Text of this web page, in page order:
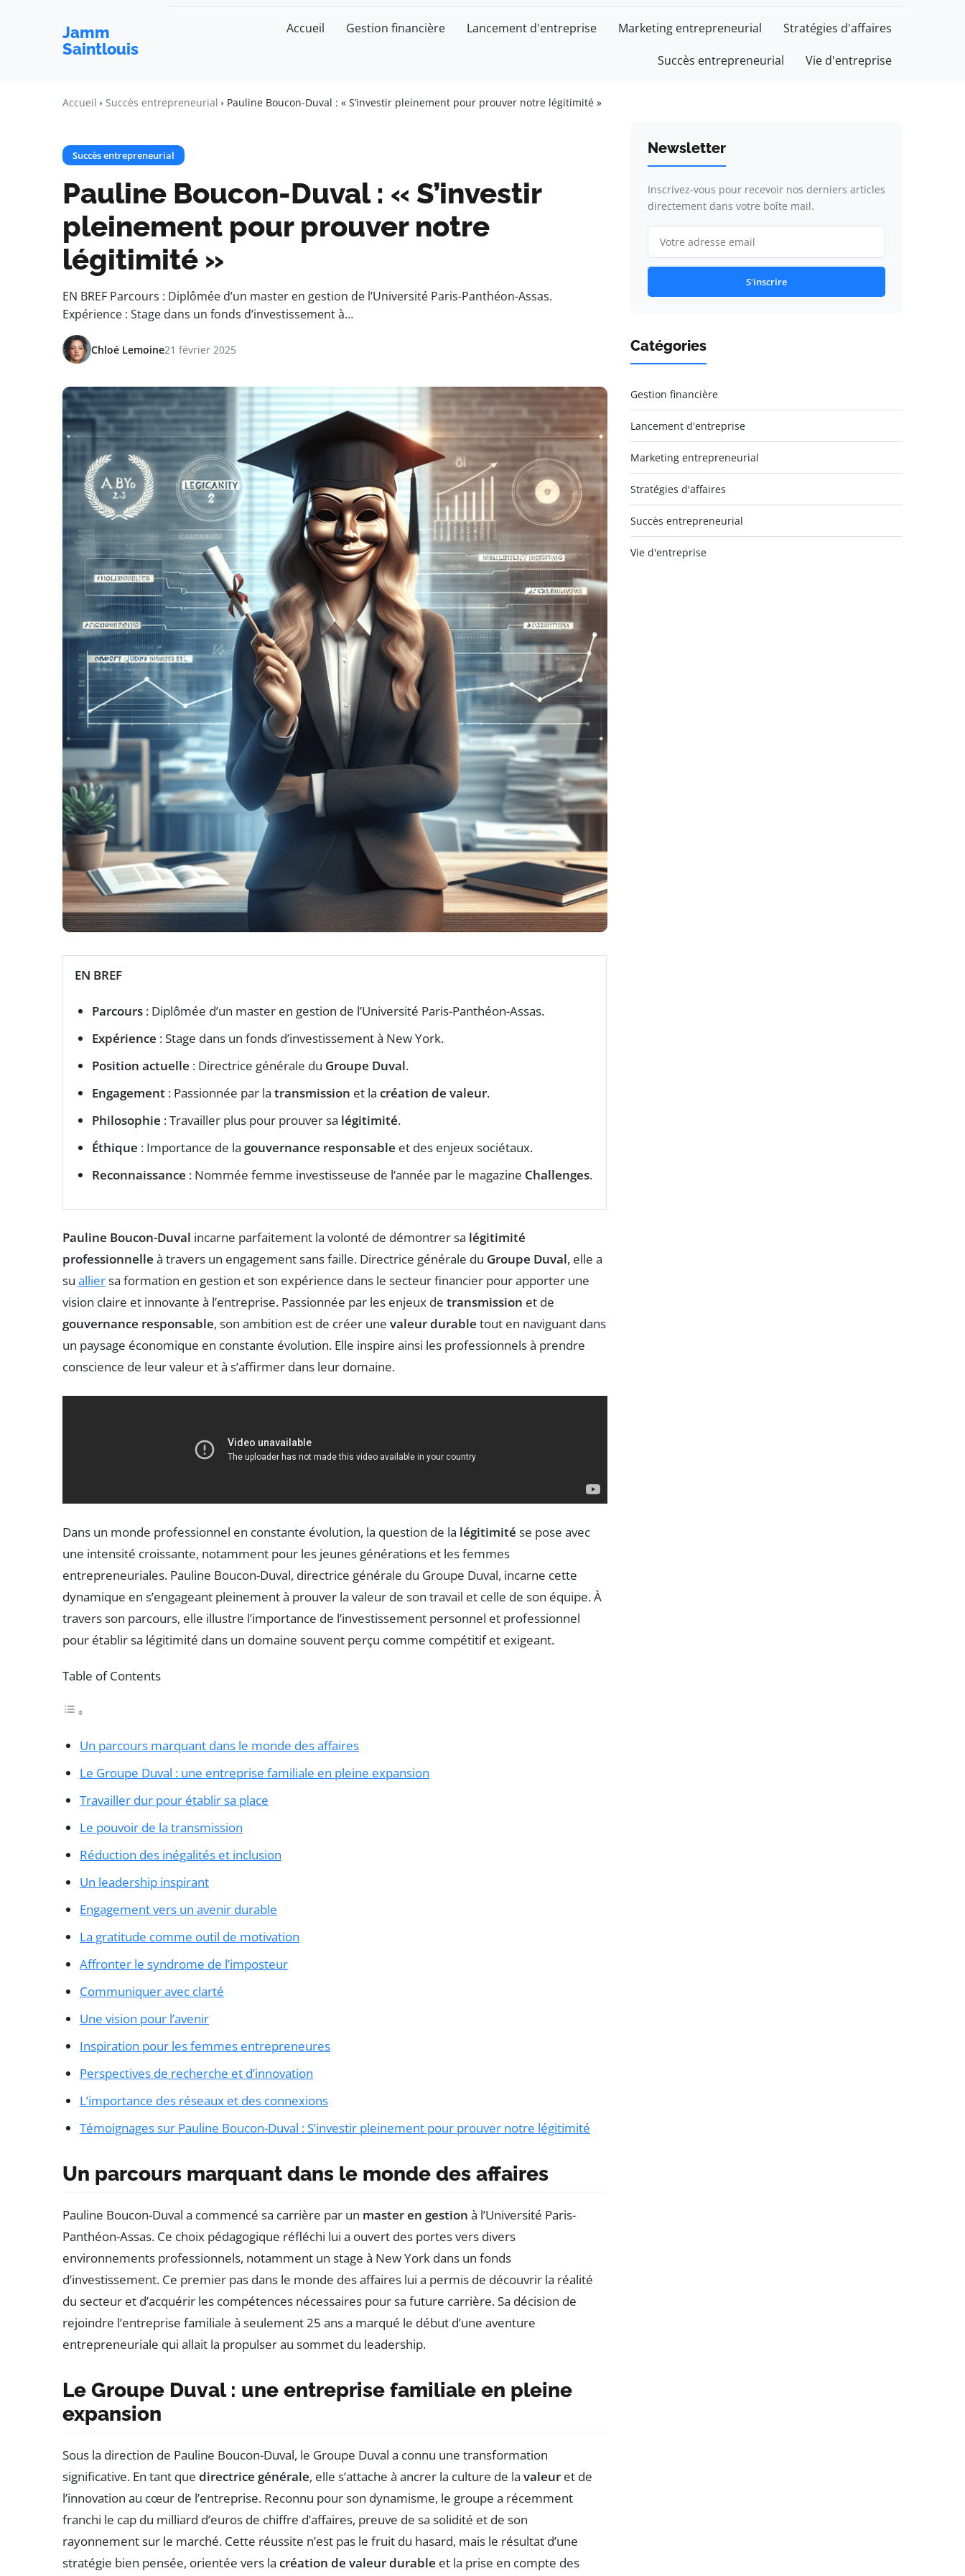
Jamm
Saintlouis
Accueil Gestion financière Lancement d'entreprise Marketing entrepreneurial Stratégies d'affaires
Succès entrepreneurial Vie d'entreprise
Accueil Succès entrepreneurial Pauline Boucon-Duval : « S’investir pleinement pour prouver notre légitimité »
Succès entrepreneurial
Pauline Boucon-Duval : « S’investir
pleinement pour prouver notre
légitimité »
EN BREF Parcours : Diplômée d’un master en gestion de l’Université Paris-Panthéon-Assas.
Expérience : Stage dans un fonds d’investissement à…
Chloé Lemoine21 février 2025
EN BREF
Parcours : Diplômée d’un master en gestion de l’Université Paris-Panthéon-Assas.
Expérience : Stage dans un fonds d’investissement à New York.
Position actuelle : Directrice générale du Groupe Duval.
Engagement : Passionnée par la transmission et la création de valeur.
Philosophie : Travailler plus pour prouver sa légitimité.
Éthique : Importance de la gouvernance responsable et des enjeux sociétaux.
Reconnaissance : Nommée femme investisseuse de l’année par le magazine Challenges.
Pauline Boucon-Duval incarne parfaitement la volonté de démontrer sa légitimité
professionnelle à travers un engagement sans faille. Directrice générale du Groupe Duval, elle a
su alliersa formation en gestion et son expérience dans le secteur financier pour apporter une
vision claire et innovante à l’entreprise. Passionnée par les enjeux de transmission et de
gouvernance responsable, son ambition est de créer une valeur durable tout en naviguant dans
un paysage économique en constante évolution. Elle inspire ainsi les professionnels à prendre
conscience de leur valeur et à s’affirmer dans leur domaine.
Dans un monde professionnel en constante évolution, la question de la légitimité se pose avec
une intensité croissante, notamment pour les jeunes générations et les femmes
entrepreneuriales. Pauline Boucon-Duval, directrice générale du Groupe Duval, incarne cette
dynamique en s’engageant pleinement à prouver la valeur de son travail et celle de son équipe. À
travers son parcours, elle illustre l’importance de l’investissement personnel et professionnel
pour établir sa légitimité dans un domaine souvent perçu comme compétitif et exigeant.
Table of Contents
Un parcours marquant dans le monde des affaires
Le Groupe Duval : une entreprise familiale en pleine expansion
Travailler dur pour établir sa place
Le pouvoir de la transmission
Réduction des inégalités et inclusion
Un leadership inspirant
Engagement vers un avenir durable
La gratitude comme outil de motivation
Affronter le syndrome de l’imposteur
Communiquer avec clarté
Une vision pour l’avenir
Inspiration pour les femmes entrepreneures
Perspectives de recherche et d’innovation
L’importance des réseaux et des connexions
Témoignages sur Pauline Boucon-Duval : S’investir pleinement pour prouver notre légitimité
Un parcours marquant dans le monde des affaires
Pauline Boucon-Duval a commencé sa carrière par un master en gestion à l’Université Paris-
Panthéon-Assas. Ce choix pédagogique réfléchi lui a ouvert des portes vers divers
environnements professionnels, notamment un stage à New York dans un fonds
d’investissement. Ce premier pas dans le monde des affaires lui a permis de découvrir la réalité
du secteur et d’acquérir les compétences nécessaires pour sa future carrière. Sa décision de
rejoindre l’entreprise familiale à seulement 25 ans a marqué le début d’une aventure
entrepreneuriale qui allait la propulser au sommet du leadership.
Le Groupe Duval : une entreprise familiale en pleine
expansion
Sous la direction de Pauline Boucon-Duval, le Groupe Duval a connu une transformation
significative. En tant que directrice générale, elle s’attache à ancrer la culture de la valeur et de
l’innovation au cœur de l’entreprise. Reconnu pour son dynamisme, le groupe a récemment
franchi le cap du milliard d’euros de chiffre d’affaires, preuve de sa solidité et de son
rayonnement sur le marché. Cette réussite n’est pas le fruit du hasard, mais le résultat d’une
stratégie bien pensée, orientée vers la création de valeur durable et la prise en compte des
Newsletter
Inscrivez-vous pour recevoir nos derniers articles
directement dans votre boîte mail.
S'inscrire
Catégories
Gestion financière
Lancement d'entreprise
Marketing entrepreneurial
Stratégies d'affaires
Succès entrepreneurial
Vie d'entreprise